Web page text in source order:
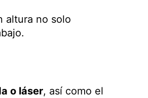
altura no solo
o láser, así como el